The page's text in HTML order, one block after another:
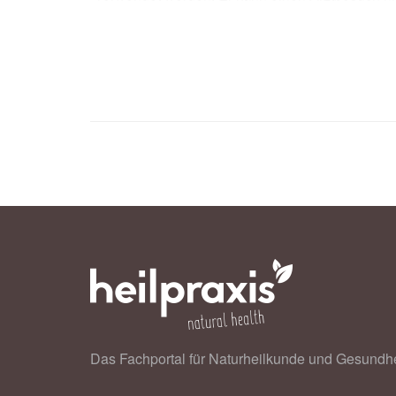
Das Fachportal für Naturheilkunde und